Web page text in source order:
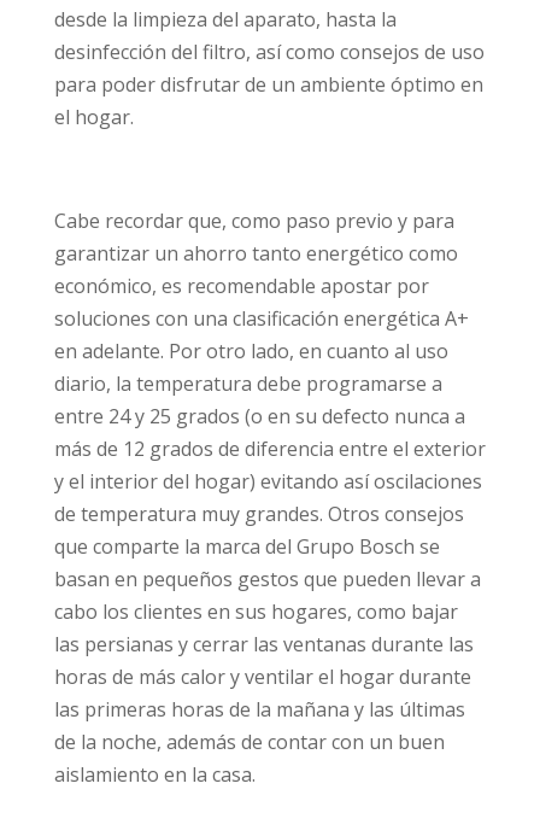
desde la limpieza del aparato, hasta la
desinfección del filtro, así como consejos de uso
para poder disfrutar de un ambiente óptimo en
el hogar.
Cabe recordar que, como paso previo y para
garantizar un ahorro tanto energético como
económico, es recomendable apostar por
soluciones con una clasificación energética A+
en adelante. Por otro lado, en cuanto al uso
diario, la temperatura debe programarse a
entre 24 y 25 grados (o en su defecto nunca a
más de 12 grados de diferencia entre el exterior
y el interior del hogar) evitando así oscilaciones
de temperatura muy grandes. Otros consejos
que comparte la marca del Grupo Bosch se
basan en pequeños gestos que pueden llevar a
cabo los clientes en sus hogares, como bajar
las persianas y cerrar las ventanas durante las
horas de más calor y ventilar el hogar durante
las primeras horas de la mañana y las últimas
de la noche, además de contar con un buen
aislamiento en la casa.